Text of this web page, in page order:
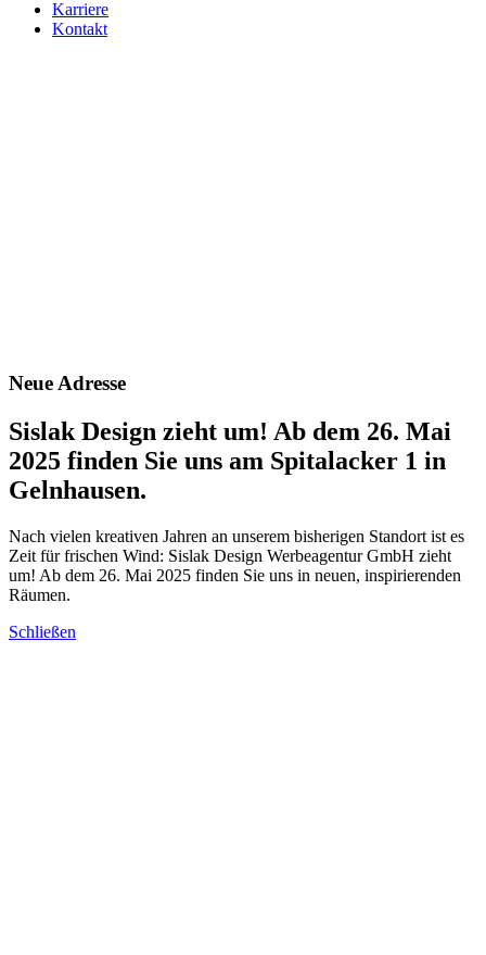
Karriere
Kontakt
Neue Adresse
Sislak Design zieht um! Ab dem 26. Mai
2025 finden Sie uns am Spitalacker 1 in
Gelnhausen.
Nach vielen kreativen Jahren an unserem bisherigen Standort ist es
Zeit für frischen Wind: Sislak Design Werbeagentur GmbH zieht
um! Ab dem 26. Mai 2025 finden Sie uns in neuen, inspirierenden
Räumen.
Schließen